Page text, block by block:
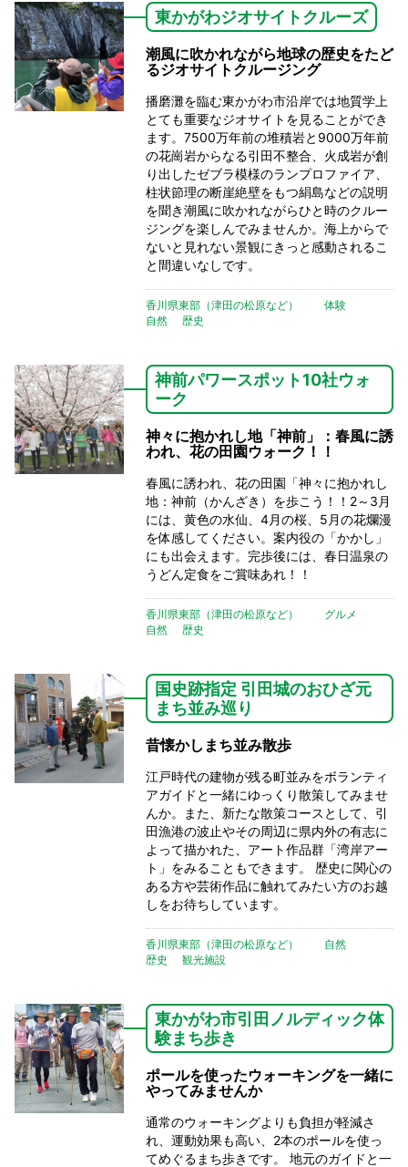
東かがわジオサイトクルーズ
潮風に吹かれながら地球の歴史をたど
るジオサイトクルージング
播磨灘を臨む東かがわ市沿岸では地質学上
とても重要なジオサイトを見ることができ
ます。7500万年前の堆積岩と9000万年前
の花崗岩からなる引田不整合、火成岩が創
り出したゼブラ模様のランプロファイア、
柱状節理の断崖絶壁をもつ絹島などの説明
を聞き潮風に吹かれながらひと時のクルー
ジングを楽しんでみませんか。海上からで
ないと見れない景観にきっと感動されるこ
と間違いなしです。
香川県東部（津田の松原など）
体験
自然
歴史
神前パワースポット10社ウォ
ーク
神々に抱かれし地「神前」：春風に誘
われ、花の田園ウォーク！！
春風に誘われ、花の田園「神々に抱かれし
地：神前（かんざき）を歩こう！！2～3月
には、黄色の水仙、4月の桜、5月の花爛漫
を体感してください。案内役の「かかし」
にも出会えます。完歩後には、春日温泉の
うどん定食をご賞味あれ！！
香川県東部（津田の松原など）
グルメ
自然
歴史
国史跡指定 引田城のおひざ元
まち並み巡り
昔懐かしまち並み散歩
江戸時代の建物が残る町並みをボランティ
アガイドと一緒にゆっくり散策してみませ
んか。また、新たな散策コースとして、引
田漁港の波止やその周辺に県内外の有志に
よって描かれた、アート作品群「湾岸アー
ト」をみることもできます。 歴史に関心の
ある方や芸術作品に触れてみたい方のお越
しをお待ちしています。
香川県東部（津田の松原など）
自然
歴史
観光施設
東かがわ市引田ノルディック体
験まち歩き
ポールを使ったウォーキングを一緒に
やってみませんか
通常のウォーキングよりも負担が軽減さ
れ、運動効果も高い、2本のポールを使っ
てめぐるまち歩きです。 地元のガイドと一